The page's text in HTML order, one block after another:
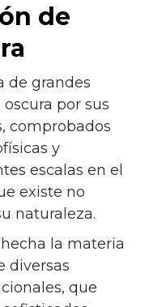
de
de grandes
por sus
comprobados
y
escalas en el
existe no
naturaleza.
la materia
diversas
que